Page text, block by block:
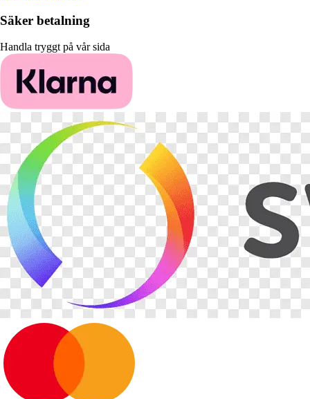
Säker betalning
Handla tryggt på vår sida